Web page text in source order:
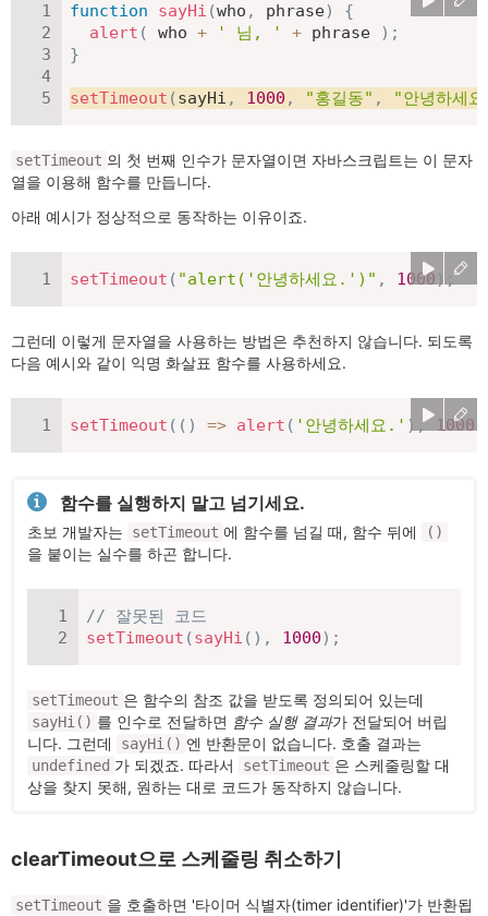
function sayHi (who , phrase)
{
alert ( who + ' 님, ' + phrase ) ;
}
setTimeout (sayHi , 1000 , "홍길동" , "안녕하세
setTimeout 의 첫 번째 인수가 문자열이면 자바스크립트는 이 문자
열을 이용해 함수를 만듭니다.
아래 예시가 정상적으로 동작하는 이유이죠.
setTimeout ( "alert('안녕하세요.')" , 1000 ) ;
그런데 이렇게 문자열을 사용하는 방법은 추천하지 않습니다. 되도록
다음 예시와 같이 익명 화살표 함수를 사용하세요.
setTimeout ( ( ) => alert ( '안녕하세요.' ) , 1000
함수를 실행하지 말고 넘기세요.
초보 개발자는 setTimeout 에 함수를 넘길 때, 함수 뒤에 ()
을 붙이는 실수를 하곤 합니다.
// 잘못된 코드
setTimeout (sayHi ( ) , 1000) ;
setTimeout 은 함수의 참조 값을 받도록 정의되어 있는데
sayHi() 를 인수로 전달하면 함수 실행 결과가 전달되어 버립
니다. 그런데
sayHi() 엔 반환문이 없습니다. 호출 결과는
undefined 가 되겠죠. 따라서 setTimeout 은 스케줄링할 대
상을 찾지 못해, 원하는 대로 코드가 동작하지 않습니다.
clearTimeout으로 스케줄링 취소하기
setTimeout 을 호출하면 '타이머 식별자(timer identifier)'가 반환됩